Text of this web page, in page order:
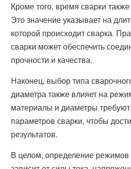
Кроме того, время сварки
Это значение указывает на
которой происходит сварка.
сварки может обеспечить
прочности и качества.
Наконец, выбор типа
диаметра также влияет на
материалы и диаметры
параметров сварки, чтобы
результатов.
В целом, определение режимов